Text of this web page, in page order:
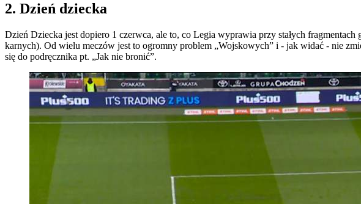
2. Dzień dziecka
Dzień Dziecka jest dopiero 1 czerwca, ale to, co Legia wyprawia przy stałych
karnych). Od wielu meczów jest to ogromny problem „Wojskowych” i - jak widać - nie
się do podręcznika pt. „Jak nie bronić”.